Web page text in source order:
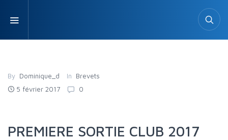
By Dominique_d In
Brevets
5 février 2017
0
PREMIERE SORTIE CLUB 2017